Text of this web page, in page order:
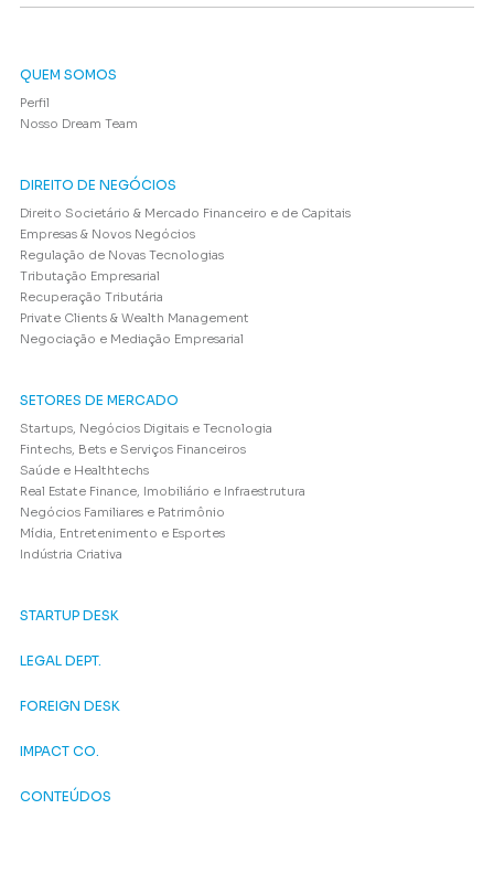
QUEM SOMOS
Perfil
Nosso Dream Team
DIREITO DE NEGÓCIOS
Direito Societário & Mercado Financeiro e de Capitais
Empresas & Novos Negócios
Regulação de Novas Tecnologias
Tributação Empresarial
Recuperação Tributária
Private Clients & Wealth Management
Negociação e Mediação Empresarial
SETORES DE MERCADO
Startups, Negócios Digitais e Tecnologia
Fintechs, Bets e Serviços Financeiros
Saúde e Healthtechs
Real Estate Finance, Imobiliário e Infraestrutura
Negócios Familiares e Patrimônio
Mídia, Entretenimento e Esportes
Indústria Criativa
STARTUP DESK
LEGAL DEPT.
FOREIGN DESK
IMPACT CO.
CONTEÚDOS